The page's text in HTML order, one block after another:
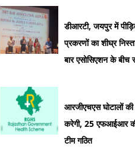
डीआरटी, जयपुर में
प्रकरणों का शीघ्र
बार एसोसिएशन के
आरजीएचएस घोटालों
करेगी, 25 एफआईआर
टीम गठित